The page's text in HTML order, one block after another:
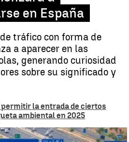
en España
tráfico con forma de
a aparecer en las
generando curiosidad
sobre su significado y
la entrada de ciertos
ambiental en 2025